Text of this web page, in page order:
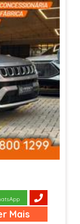
Mais